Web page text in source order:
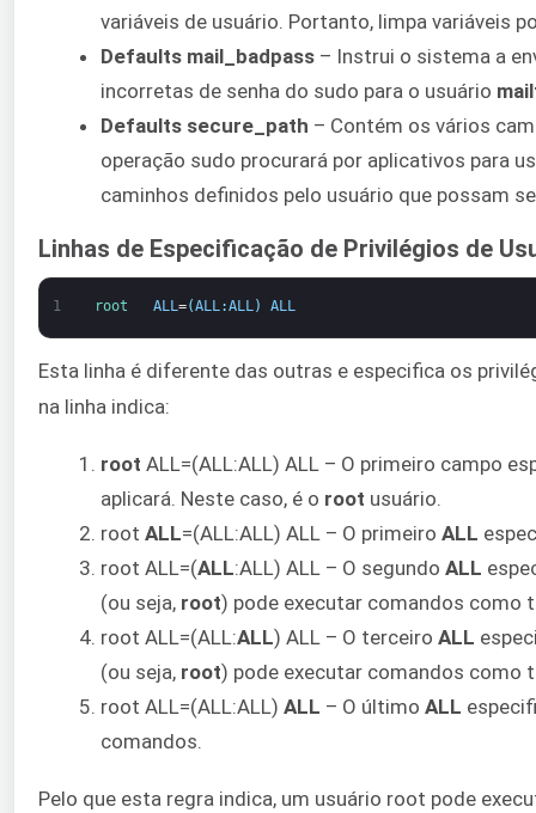
variáveis de usuário. Portanto, limpa variáveis
Defaults mail_badpass – Instrui o sistema a
incorretas de senha do sudo para o usuário
Defaults secure_path – Contém os vários
operação sudo procurará por aplicativos para
caminhos definidos pelo usuário que possam
Linhas de Especificação de Privilégios de
1 root ALL=(ALL:ALL) ALL
Esta linha é diferente das outras e especifica os
na linha indica:
root ALL=(ALL:ALL) ALL – O primeiro campo
aplicará. Neste caso, é o root usuário.
root ALL=(ALL:ALL) ALL – O primeiro ALL
root ALL=(ALL:ALL) ALL – O segundo ALL
(ou seja, root) pode executar comandos como
root ALL=(ALL:ALL) ALL – O terceiro ALL
(ou seja, root) pode executar comandos como
root ALL=(ALL:ALL) ALL – O último ALL
comandos.
Pelo que esta regra indica, um usuário root pode